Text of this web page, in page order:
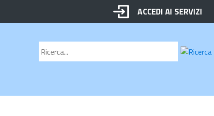
ACCEDI AI SERVIZI
Motore